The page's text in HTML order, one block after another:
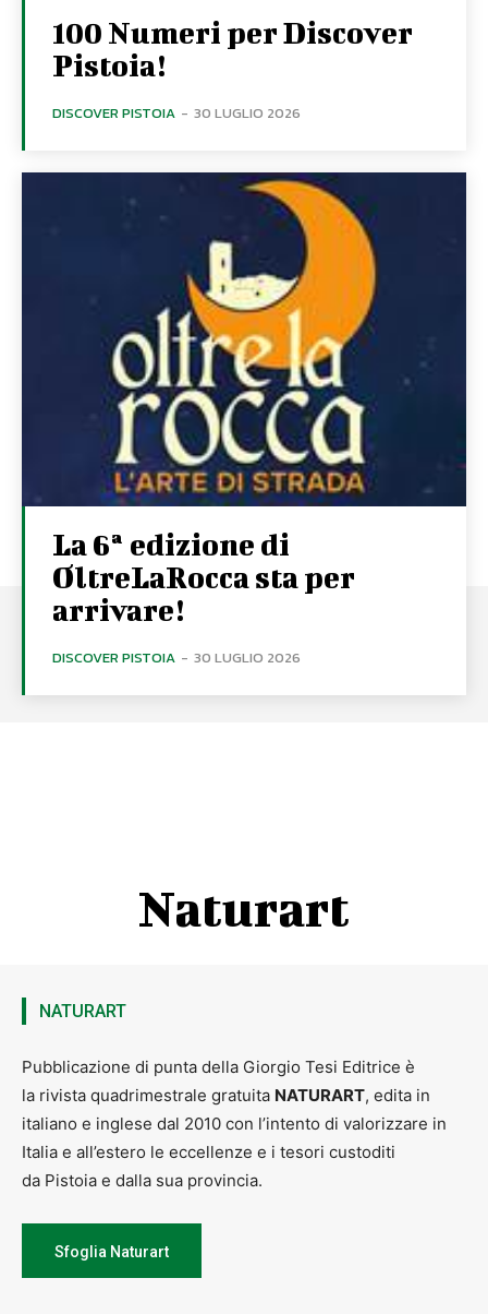
100 Numeri per Discover
Pistoia!
DISCOVER PISTOIA - 30 LUGLIO 2026
La 6ª edizione di
OltreLaRocca sta per
arrivare!
DISCOVER PISTOIA - 30 LUGLIO 2026
Naturart
NATURART
Pubblicazione di punta della Giorgio Tesi Editrice è
la rivista quadrimestrale gratuita NATURART, edita in
italiano e inglese dal 2010 con l’intento di valorizzare in
Italia e all’estero le eccellenze e i tesori custoditi
da Pistoia e dalla sua provincia.
Sfoglia Naturart